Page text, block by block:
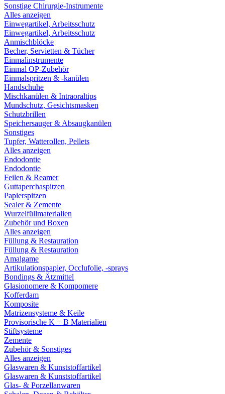
Sonstige Chirurgie-Instrumente
Alles anzeigen
Einwegartikel, Arbeitsschutz
Einwegartikel, Arbeitsschutz
Anmischblöcke
Becher, Servietten & Tücher
Einmalinstrumente
Einmal OP-Zubehör
Einmalspritzen & -kanülen
Handschuhe
Mischkanülen & Intraoraltips
Mundschutz, Gesichtsmasken
Schutzbrillen
Speichersauger & Absaugkanülen
Sonstiges
Tupfer, Watterollen, Pellets
Alles anzeigen
Endodontie
Endodontie
Feilen & Reamer
Guttaperchaspitzen
Papierspitzen
Sealer & Zemente
Wurzelfüllmaterialien
Zubehör und Boxen
Alles anzeigen
Füllung & Restauration
Füllung & Restauration
Amalgame
Artikulationspapier, Occlufolie, -sprays
Bondings & Ätzmittel
Glasionomere & Kompomere
Kofferdam
Komposite
Matrizensysteme & Keile
Provisorische K + B Materialien
Stiftsysteme
Zemente
Zubehör & Sonstiges
Alles anzeigen
Glaswaren & Kunststoffartikel
Glaswaren & Kunststoffartikel
Glas- & Porzellanwaren